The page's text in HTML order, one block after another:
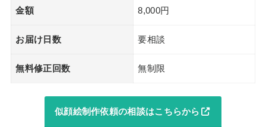
金額 8,000円
お届け日数 要相談
無料修正回数 無制限
似顔絵制作依頼の相談はこちらから